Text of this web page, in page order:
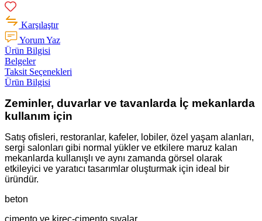
Karşılaştır
Yorum Yaz
Ürün Bilgisi
Belgeler
Taksit Seçenekleri
Ürün Bilgisi
Zeminler, duvarlar ve tavanlarda İç mekanlarda
kullanım için
Satış ofisleri, restoranlar, kafeler, lobiler, özel yaşam alanları,
sergi salonları gibi normal yükler ve etkilere maruz kalan
mekanlarda kullanışlı ve aynı zamanda görsel olarak
etkileyici ve yaratıcı tasarımlar oluşturmak için ideal bir
üründür.
beton
çimento ve kireç-çimento sıvalar